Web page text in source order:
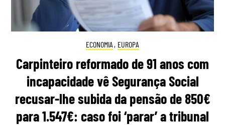
ECONOMIA , EUROPA
Carpinteiro reformado de 91 anos com
incapacidade vê Segurança Social
recusar-lhe subida da pensão de 850€
para 1.547€: caso foi ‘parar’ a tribunal